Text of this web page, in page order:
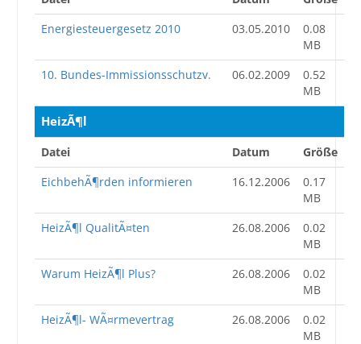
Energiesteuergesetz 2010
03.05.2010
0.08
MB
10. Bundes-Immissionsschutzv.
06.02.2009
0.52
MB
HeizÃ¶l
Datei Datum
Größe
EichbehÃ¶rden informieren
16.12.2006
0.17
MB
HeizÃ¶l QualitÃ¤ten
26.08.2006
0.02
MB
Warum HeizÃ¶l Plus?
26.08.2006
0.02
MB
HeizÃ¶l- WÃ¤rmevertrag
26.08.2006
0.02
MB